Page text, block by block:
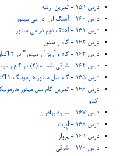
درس 159 - تمرین آرشه
درس 160 - آهنگ اول در می مینور
درس 161 - آهنگ دوم در می مینور
درس 162 - گام ر مینور
درس 163 - گام و آرپژ "ر مینور" در 2 اکتاو
درس 164 - شرقی شماره (2) در گام ر مینور
درس 165 - گام سل مینور هارمونیک 2 اکتاو
اکتاو
درس 167 - سرود برادران
درس 168 - اُپِرت
درس 169 - پرواز
درس 170 - شرقی